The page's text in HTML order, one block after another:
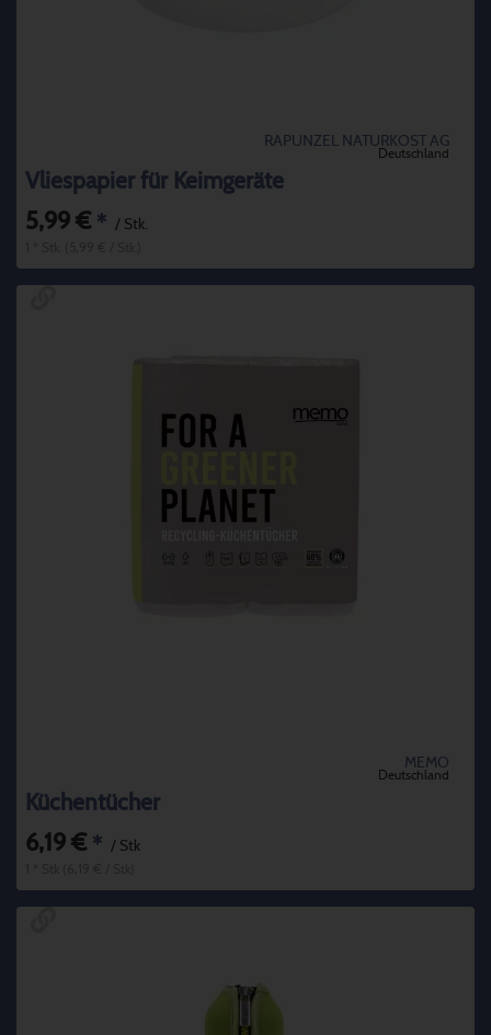
RAPUNZEL NATURKOST AG
Deutschland
Vliespapier für Keimgeräte
5,99 € * / Stk.
MEMO
Deutschland
Küchentücher
6,19 € * / Stk